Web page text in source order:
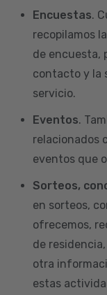
Encuestas.
recopilamos
de encuesta,
contacto y la
servicio.
Eventos.
relacionados
eventos que
Sorteos,
en sorteos,
ofrecemos,
de
otra
estas